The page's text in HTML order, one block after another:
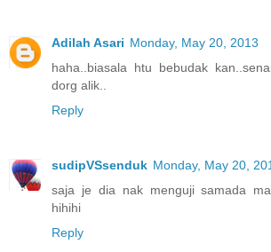
Adilah Asari Monday, May 20, 2013
haha..biasala htu bebudak
dorg alik..
Reply
sudipVSsenduk Monday, May 20,
saja je dia nak menguji samada
hihihi
Reply